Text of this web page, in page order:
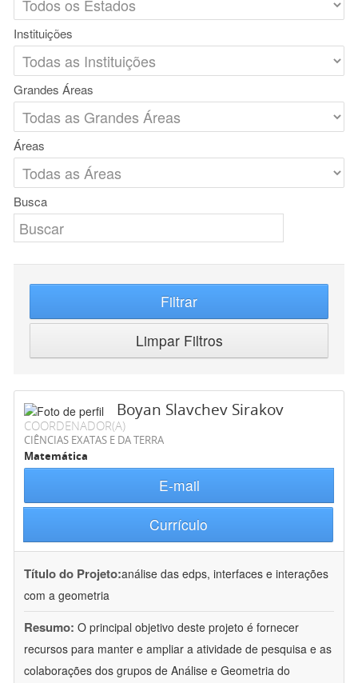
Instituições
Grandes Áreas
Áreas
Busca
Filtrar
Limpar Filtros
Boyan Slavchev Sirakov
COORDENADOR(A)
CIÊNCIAS EXATAS E DA TERRA
Matemática
E-mail
Currículo
Título do Projeto:análise das edps, interfaces e interações
com a geometria
Resumo: O principal objetivo deste projeto é fornecer
recursos para manter e ampliar a atividade de pesquisa e as
colaborações dos grupos de Análise e Geometria do